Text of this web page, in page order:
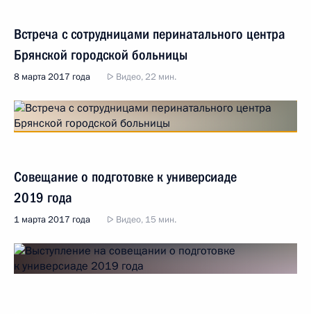
Встреча с сотрудницами перинатального центра
Брянской городской больницы
8 марта 2017 года Видео, 22 мин.
Совещание о подготовке к универсиаде
2019 года
1 марта 2017 года Видео, 15 мин.